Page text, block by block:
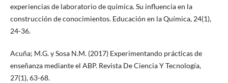
experiencias de laboratorio de química. Su influencia en la
construcción de conocimientos. Educación en la Química, 24(1),
24-36.
Acuña; M.G. y Sosa N.M. (2017) Experimentando prácticas de
enseñanza mediante el ABP. Revista De Ciencia Y Tecnología,
27(1), 63-68.